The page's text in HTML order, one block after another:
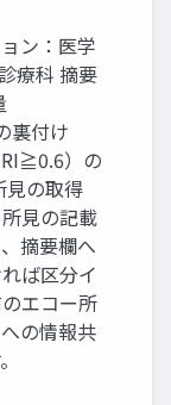
ン：医学
療科 摘要
裏付け
）の
見の取得
見の記載
摘要欄へ
ば区分イ
エコー所
の情報共